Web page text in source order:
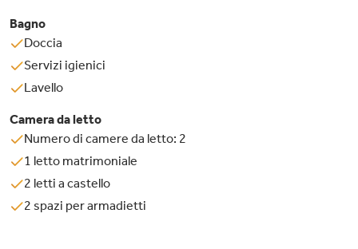
Bagno
Doccia
Servizi igienici
Lavello
Camera da letto
Numero di camere da letto: 2
1 letto matrimoniale
2 letti a castello
2 spazi per armadietti